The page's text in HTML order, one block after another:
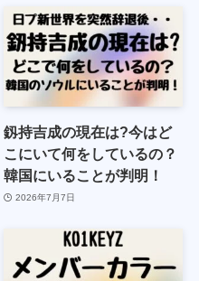
釼持吉成の現在は?今はど
こにいて何をしているの？
韓国にいることが判明！
2026年7月7日